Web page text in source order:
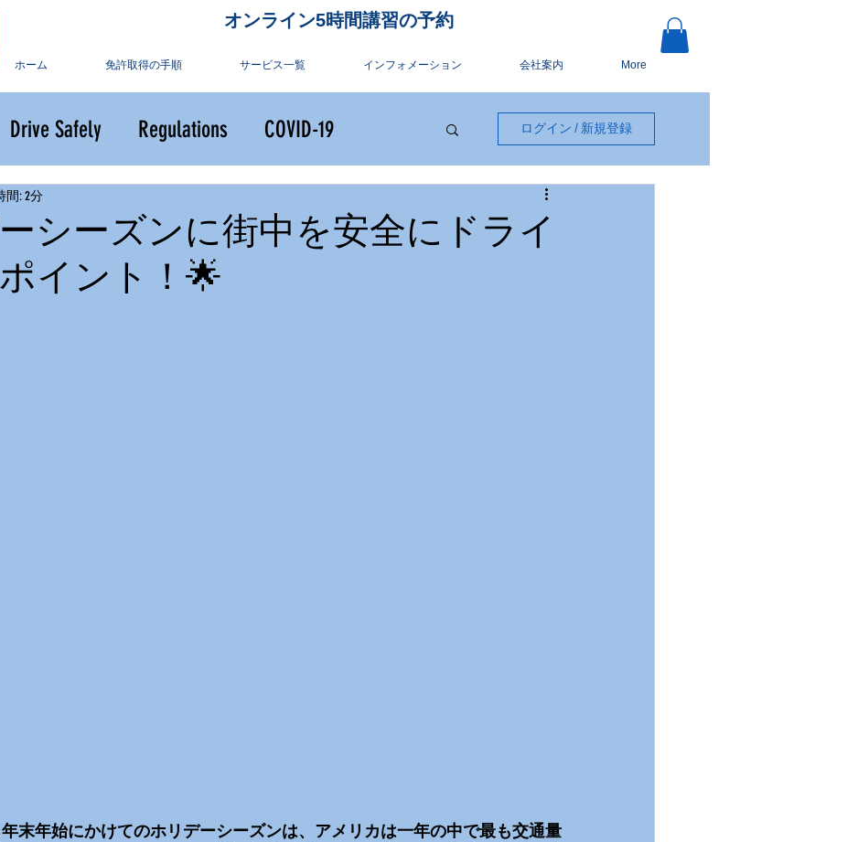
オンライン5時間講習の予約
ホーム 免許取得の手順 サービス一覧 インフォメーション 会社案内 More
Drive Safely Regulations COVID-19 ログイン / 新規登録
シーズンに街中を安全にドライ
イント！🌟
間: 2分
末年始にかけてのホリデーシーズンは、アメリカは一年の中で最も交通量